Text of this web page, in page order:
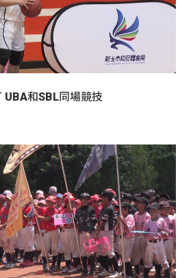
UBA和SBL同場競技